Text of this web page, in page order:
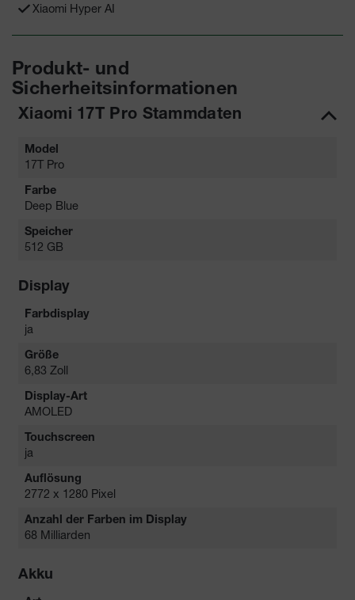
Xiaomi Hyper AI
Produkt- und
Sicherheitsinformationen
Xiaomi 17T Pro Stammdaten
Model
17T Pro
Farbe
Deep Blue
Speicher
512 GB
Display
Farbdisplay
ja
Größe
6,83 Zoll
Display-Art
AMOLED
Touchscreen
ja
Auflösung
2772 x 1280 Pixel
Anzahl der Farben im Display
68 Milliarden
Akku